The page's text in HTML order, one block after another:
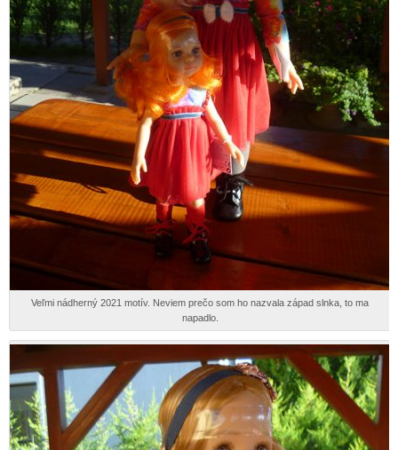
Veľmi nádherný 2021 motív. Neviem prečo som ho nazvala západ slnka, to ma
napadlo.